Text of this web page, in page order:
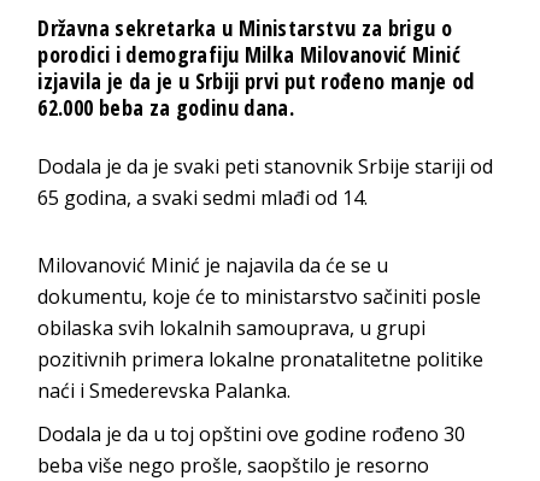
Državna sekretarka u Ministarstvu za brigu o
porodici i demografiju Milka Milovanović Minić
izjavila je da je u Srbiji prvi put rođeno manje od
62.000 beba za godinu dana.
Dodala je da je svaki peti stanovnik Srbije stariji od
65 godina, a svaki sedmi mlađi od 14.
Milovanović Minić je najavila da će se u
dokumentu, koje će to ministarstvo sačiniti posle
obilaska svih lokalnih samouprava, u grupi
pozitivnih primera lokalne pronatalitetne politike
naći i Smederevska Palanka.
Dodala je da u toj opštini ove godine rođeno 30
beba više nego prošle, saopštilo je resorno